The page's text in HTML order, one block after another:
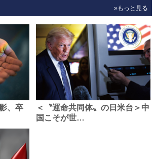
»もっと見る
、卒
＜〝運命共同体〟の日米台＞中
国こそが世…